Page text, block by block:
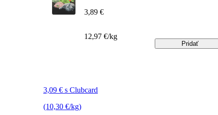
3,09 € s Clubcard
(10,30 €/kg)
3,89 €
12,97 €/kg
Pridať